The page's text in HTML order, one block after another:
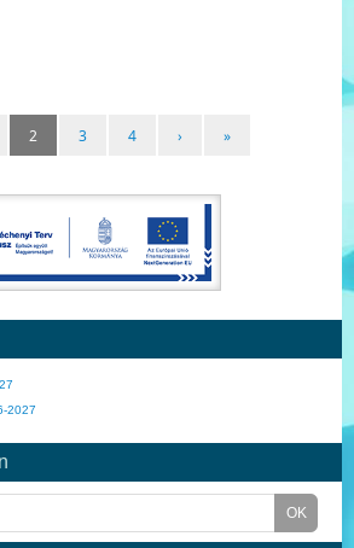
2 3 4 › »
2027